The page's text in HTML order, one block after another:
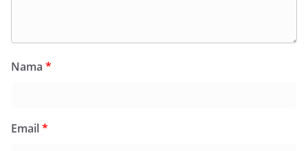
Nama *
Email*